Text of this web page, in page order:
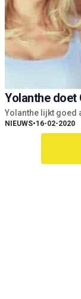
Yolanthe doet
Yolanthe lijkt goed
NIEUWS•16-02-2020